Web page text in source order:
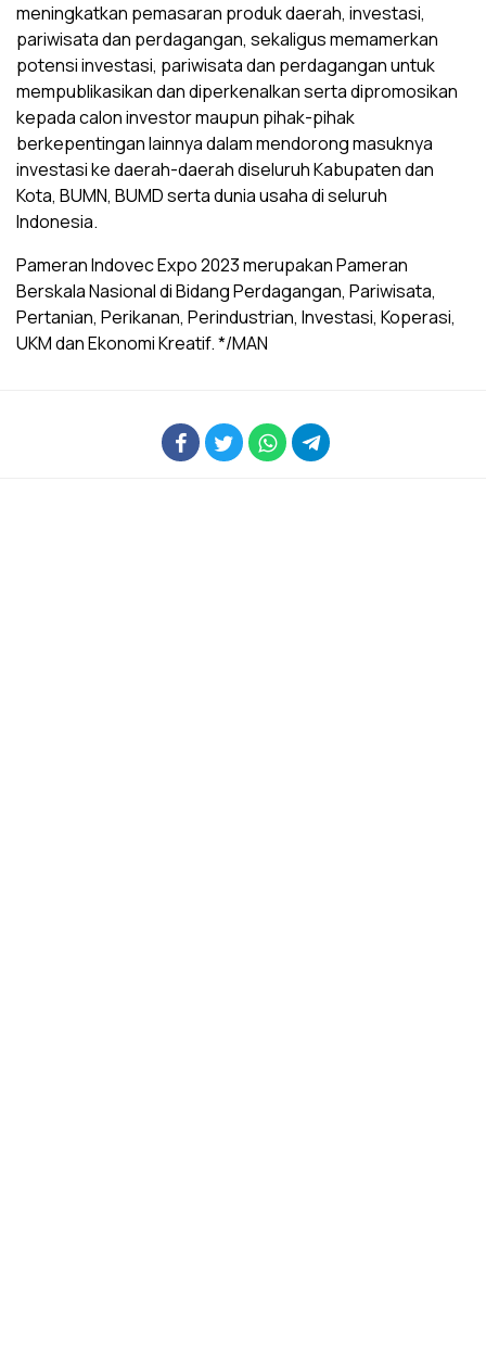
meningkatkan pemasaran produk daerah, investasi,
pariwisata dan perdagangan, sekaligus memamerkan
potensi investasi, pariwisata dan perdagangan untuk
mempublikasikan dan diperkenalkan serta dipromosikan
kepada calon investor maupun pihak-pihak
berkepentingan lainnya dalam mendorong masuknya
investasi ke daerah-daerah diseluruh Kabupaten dan
Kota, BUMN, BUMD serta dunia usaha di seluruh
Indonesia.
Pameran Indovec Expo 2023 merupakan Pameran
Berskala Nasional di Bidang Perdagangan, Pariwisata,
Pertanian, Perikanan, Perindustrian, Investasi, Koperasi,
UKM dan Ekonomi Kreatif. */MAN